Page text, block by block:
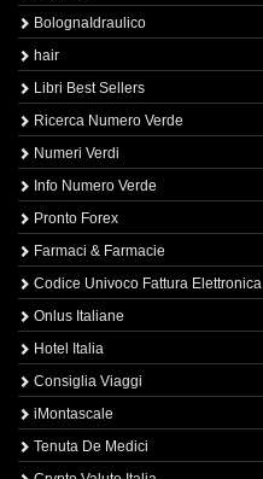
BolognaIdraulico
hair
Libri Best Sellers
Ricerca Numero Verde
Numeri Verdi
Info Numero Verde
Pronto Forex
Farmaci & Farmacie
Codice Univoco Fattura Elettronica
Onlus Italiane
Hotel Italia
Consiglia Viaggi
iMontascale
Tenuta De Medici